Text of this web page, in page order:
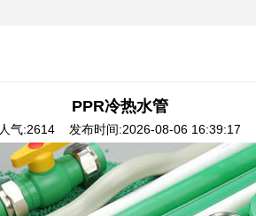
PPR冷热水管
人气:2614 发布时间:2026-08-06 16:39:17